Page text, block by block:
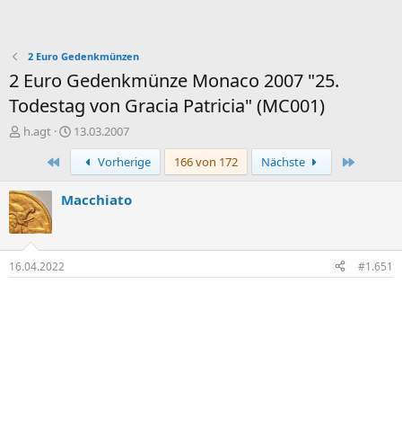
2 Euro Gedenkmünzen
2 Euro Gedenkmünze Monaco 2007 "25.
Todestag von Gracia Patricia" (MC001)
E
e
l
l
e
r
h.agt
E
r
t
e
m
13.03.2007
Erste
Vorherige 166 von 172 Nächste
Macchiato
16.04.2022 #1.651